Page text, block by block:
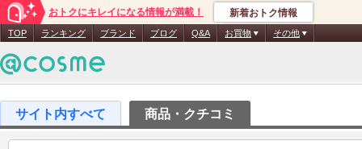
おトクにキレイになる情報が満載！ 新着おトク情報
TOP ランキング ブランド ブログ Q&A お買物 その他
商品・クチコミ